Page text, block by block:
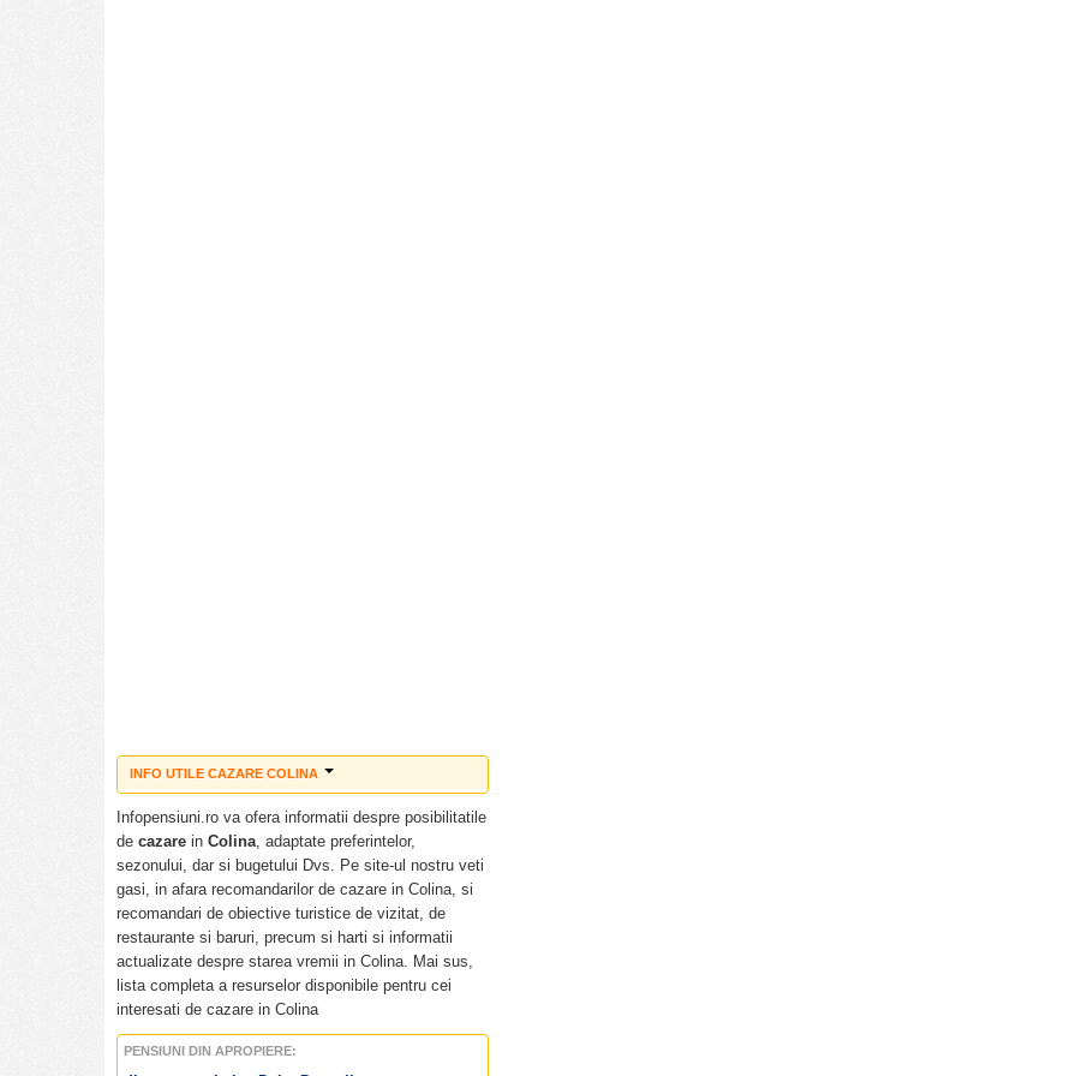
INFO UTILE CAZARE COLINA
Cazare ieftina Colina
Pensiuni ieftine Colina
Pensiuni cu piscina Colina
Tarife cazare Colina
Cazare pensiuni Colina
Cazare vile Colina
Cazare hoteluri Colina
Revelion Colina
Craciun Colina
Paste Colina
Infopensiuni.ro va ofera informatii despre posibilitatile
de cazare in Colina, adaptate preferintelor,
sezonului, dar si bugetului Dvs. Pe site-ul nostru veti
gasi, in afara recomandarilor de cazare in Colina, si
recomandari de obiective turistice de vizitat, de
restaurante si baruri, precum si harti si informatii
actualizate despre starea vremii in Colina. Mai sus,
lista completa a resurselor disponibile pentru cei
interesati de cazare in Colina
PENSIUNI DIN APROPIERE: